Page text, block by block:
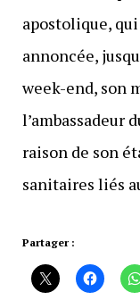
apostolique,
annoncée,
week-end, son
l’ambassadeur
raison de son
sanitaires liés
Partager :